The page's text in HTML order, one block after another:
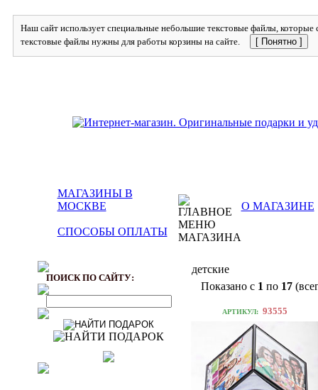
Наш сайт использует специальные небольшие текстовые файлы,
текстовые файлы нужны для работы корзины на сайте.
[ Понятно ]
МАГАЗИНЫ В
МОСКВЕ
О МАГАЗИНЕ
СПОСОБЫ ОПЛАТЫ
ПОИСК ПО САЙТУ:
детские
Показано с 1 по 17
АРТИКУЛ: 93555